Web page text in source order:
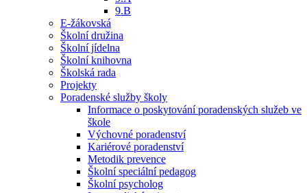
9.B
E-žákovská
Školní družina
Školní jídelna
Školní knihovna
Školská rada
Projekty
Poradenské služby školy
Informace o poskytování poradenských služeb ve
škole
Výchovné poradenství
Kariérové poradenství
Metodik prevence
Školní speciální pedagog
Školní psycholog